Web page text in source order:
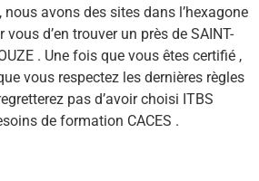
avons des sites dans l’hexagone
d’en trouver un près de SAINT-
. Une fois que vous êtes certifié ,
vous respectez les dernières règles
pas d’avoir choisi ITBS
de formation CACES .